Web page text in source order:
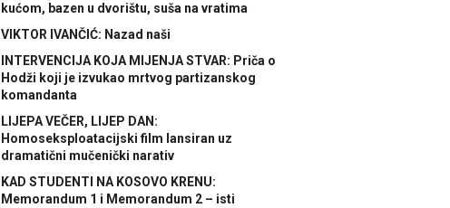
kućom, bazen u dvorištu, suša na vratima
VIKTOR IVANČIĆ: Nazad naši
INTERVENCIJA KOJA MIJENJA STVAR: Priča o
Hodži koji je izvukao mrtvog partizanskog
komandanta
LIJEPA VEČER, LIJEP DAN:
Homoseksploatacijski film lansiran uz
dramatični mučenički narativ
KAD STUDENTI NA KOSOVO KRENU:
Memorandum 1 i Memorandum 2 – isti